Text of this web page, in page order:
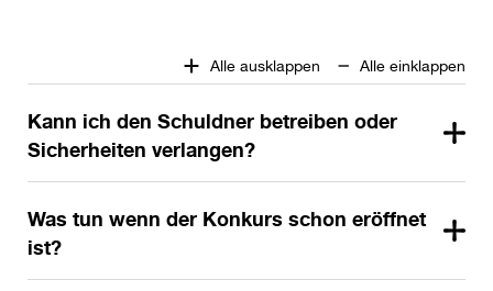
Alle ausklappen Alle einklappen
Kann ich den Schuldner betreiben oder
Sicherheiten verlangen?
Was tun wenn der Konkurs schon eröffnet
ist?